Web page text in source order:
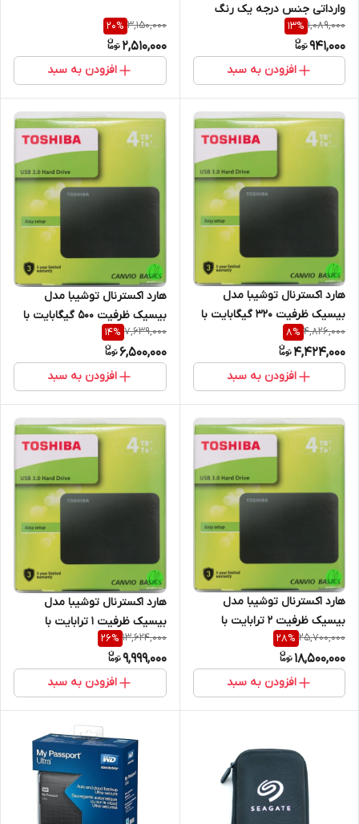
وارداتی جنس درجه یک رنگ
خاکستری
1,089,000
13%
941,000
افزودن به سبد
3,150,000
20%
2,510,000
افزودن به سبد
هارد اکسترنال توشیبا مدل
بیسیک ظرفیت 320 گیگابایت با
External 320GB
4,826,000
8%
4,424,000
افزودن به سبد
هارد اکسترنال توشیبا مدل
بیسیک ظرفیت 500 گیگابایت با
External 500GB
7,639,000
14%
6,500,000
افزودن به سبد
هارد اکسترنال توشیبا مدل
بیسیک ظرفیت 2 ترابایت با
External 2TB
25,700,000
28%
18,500,000
افزودن به سبد
هارد اکسترنال توشیبا مدل
بیسیک ظرفیت 1 ترابایت با
External 1TB
13,624,000
26%
9,999,000
افزودن به سبد